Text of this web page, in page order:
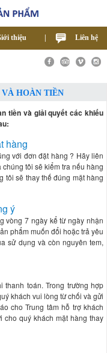
thiệu Liên hệ
HOÀN TIỀN
tiền và giải quyết các khiếu
hàng
với đơn đặt hàng ? Hãy liên
tôi sẽ kiểm tra nếu hàng
tôi sẽ thay thế đúng mặt hàng
ý
vòng 7 ngày kể từ ngày nhận
phẩm muốn đổi hoặc trả yêu
sử dụng và còn nguyên tem,
thanh toán. Trong trường hợp
khách vui lòng từ chối và gửi
cho Trung tâm hỗ trợ khách
cho quý khách mặt hàng thay